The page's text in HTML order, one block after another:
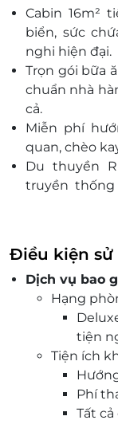
Cabin 16m²
biển, sức
nghi hiện đại.
Trọn gói bữa
chuẩn nhà
cả.
Miễn phí
quan, chèo
Du thuyền
truyền
chu đáo và
Hành trình
Hang Sửng
nấu ăn.
Thư giãn
Party và
trên Vịnh.
Xe đưa đón
nhà chờ
Đặt tour trên
số lượng có
Điều kiện sử
Dịch vụ bao
Hạng
tiện
Tiện ích
Phí
Tất